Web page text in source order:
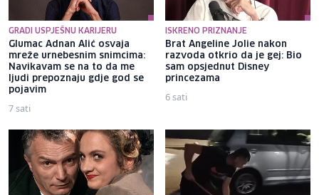
GRADI USPJEŠNU KARIJERU
Glumac Adnan Alić osvaja
mreže urnebesnim snimcima:
Navikavam se na to da me
ljudi prepoznaju gdje god se
pojavim
7 sati
ISKRENO PRIZNANJE
Brat Angeline Jolie nakon
razvoda otkrio da je gej: Bio
sam opsjednut Disney
princezama
6 sati